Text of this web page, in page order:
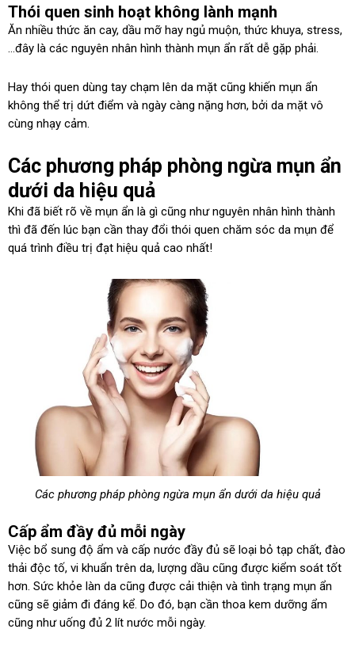
Thói quen sinh hoạt không lành mạnh
Ăn nhiều thức ăn cay, dầu mỡ hay ngủ muộn, thức khuya, stress,
…đây là các nguyên nhân hình thành mụn ẩn rất dễ gặp phải.
Hay thói quen dùng tay chạm lên da mặt cũng khiến mụn ẩn
không thể trị dứt điểm và ngày càng nặng hơn, bởi da mặt vô
cùng nhạy cảm.
Các phương pháp phòng ngừa mụn ẩn
dưới da hiệu quả
Khi đã biết rõ về mụn ẩn là gì cũng như nguyên nhân hình thành
thì đã đến lúc bạn cần thay đổi thói quen chăm sóc da mụn để
quá trình điều trị đạt hiệu quả cao nhất!
Các phương pháp phòng ngừa mụn ẩn dưới da hiệu quả
Cấp ẩm đầy đủ mỗi ngày
Việc bổ sung độ ẩm và cấp nước đầy đủ sẽ loại bỏ tạp chất, đào
thải độc tố, vi khuẩn trên da, lượng dầu cũng được kiểm soát tốt
hơn. Sức khỏe làn da cũng được cải thiện và tình trạng mụn ẩn
cũng sẽ giảm đi đáng kể. Do đó, bạn cần thoa kem dưỡng ẩm
cũng như uống đủ 2 lít nước mỗi ngày.